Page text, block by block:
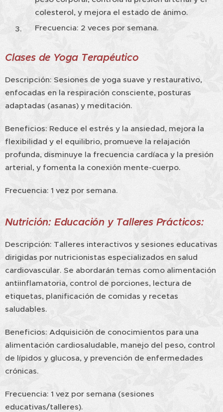
colesterol, y mejora el estado de ánimo.
Frecuencia: 2 veces por semana.
Clases de Yoga Terapéutico
Descripción: Sesiones de yoga suave y restaurativo,
enfocadas en la respiración consciente, posturas
adaptadas (asanas) y meditación.
Beneficios: Reduce el estrés y la ansiedad, mejora la
flexibilidad y el equilibrio, promueve la relajación
profunda, disminuye la frecuencia cardíaca y la presión
arterial, y fomenta la conexión mente-cuerpo.
Frecuencia: 1 vez por semana.
Nutrición: Educación y Talleres Prácticos:
Descripción: Talleres interactivos y sesiones educativas
dirigidas por nutricionistas especializados en salud
cardiovascular. Se abordarán temas como alimentación
antiinflamatoria, control de porciones, lectura de
etiquetas, planificación de comidas y recetas
saludables.
Beneficios: Adquisición de conocimientos para una
alimentación cardiosaludable, manejo del peso, control
de lípidos y glucosa, y prevención de enfermedades
crónicas.
Frecuencia: 1 vez por semana (sesiones
educativas/talleres).